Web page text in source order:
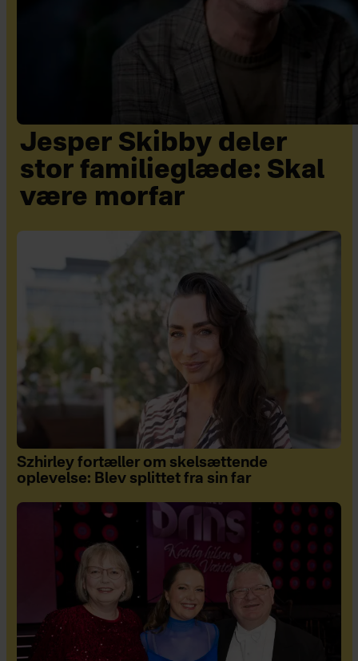
Jesper Skibby deler
stor familieglæde: Skal
være morfar
Szhirley fortæller om skelsættende
oplevelse: Blev splittet fra sin far